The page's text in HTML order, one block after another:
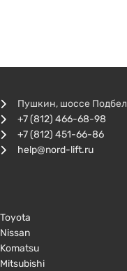
Пушкин, шоссе
+7 (812) 466-68-98
+7 (812) 451-66-86
help@nord-lift.ru
Toyota
Nissan
Komatsu
Mitsubishi